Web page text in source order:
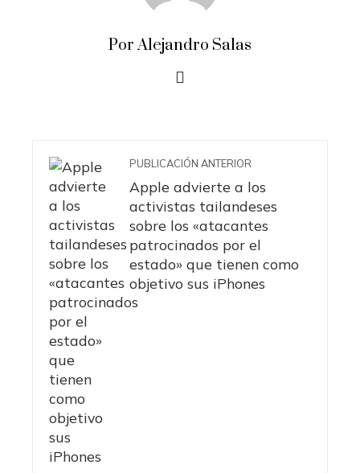
Por Alejandro Salas
PUBLICACIÓN ANTERIOR
Apple advierte a los
activistas tailandeses
sobre los «atacantes
patrocinados por el
estado» que tienen como
objetivo sus iPhones